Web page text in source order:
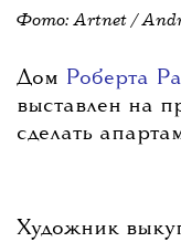
Фото: Artnet /
Дом Роберта
выставлен на
сделать
Художник